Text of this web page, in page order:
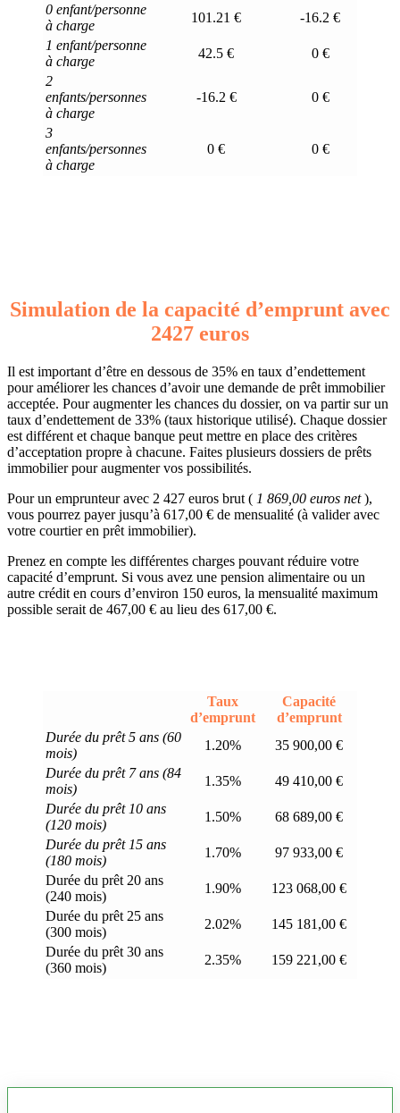
0 enfant/personne
à charge
101.21 €
-16.2 €
1 enfant/personne
à charge
42.5 €
0 €
2
enfants/personnes
à charge
-16.2 € 0 €
3
enfants/personnes
à charge
0 € 0 €
Simulation de la capacité d’emprunt avec
2427 euros
Il est important d’être en dessous de 35% en taux d’endettement
pour améliorer les chances d’avoir une demande de prêt immobilier
acceptée. Pour augmenter les chances du dossier, on va partir sur un
taux d’endettement de 33% (taux historique utilisé). Chaque dossier
est différent et chaque banque peut mettre en place des critères
d’acceptation propre à chacune. Faites plusieurs dossiers de prêts
immobilier pour augmenter vos possibilités.
Pour un emprunteur avec 2 427 euros brut ( 1 869,00 euros net),
vous pourrez payer jusqu’à 617,00 € de mensualité (à valider avec
votre courtier en prêt immobilier).
Prenez en compte les différentes charges pouvant réduire votre
capacité d’emprunt. Si vous avez une pension alimentaire ou un
autre crédit en cours d’environ 150 euros, la mensualité maximum
possible serait de 467,00 € au lieu des 617,00 €.
Taux
d’emprunt
Capacité
d’emprunt
Durée du prêt 5 ans (60
mois)
1.20%
35 900,00 €
Durée du prêt 7 ans (84
mois)
1.35%
49 410,00 €
Durée du prêt 10 ans
(120 mois)
1.50%
68 689,00 €
Durée du prêt 15 ans
(180 mois)
1.70%
97 933,00 €
Durée du prêt 20 ans
(240 mois)
1.90%
123 068,00 €
Durée du prêt 25 ans
(300 mois)
2.02%
145 181,00 €
Durée du prêt 30 ans
(360 mois)
2.35% 159 221,00 €